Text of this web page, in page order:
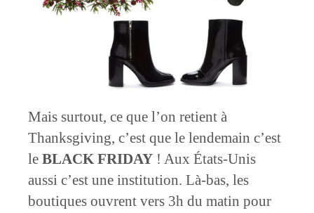
Mais surtout, ce que l’on retient à
Thanksgiving, c’est que le lendemain c’est
leBLACK FRIDAY ! Aux États-Unis
aussi c’est une institution. Là-bas, les
boutiques ouvrent vers 3h du matin pour